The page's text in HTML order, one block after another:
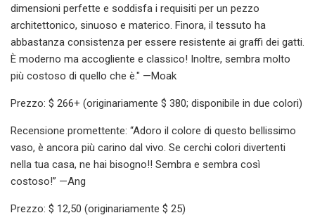
dimensioni perfette e soddisfa i requisiti per un pezzo
architettonico, sinuoso e materico. Finora, il tessuto ha
abbastanza consistenza per essere resistente ai graffi dei gatti.
È moderno ma accogliente e classico! Inoltre, sembra molto
più costoso di quello che è." —Moak
Prezzo: $ 266+ (originariamente $ 380; disponibile in due colori)
Recensione promettente: “Adoro il colore di questo bellissimo
vaso, è ancora più carino dal vivo. Se cerchi colori divertenti
nella tua casa, ne hai bisogno!! Sembra e sembra così
costoso!” —Ang
Prezzo: $ 12,50 (originariamente $ 25)